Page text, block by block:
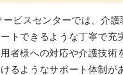
ビスセンターでは、介
トできるような丁寧で
者様への対応や介護技
るようなサポート体制